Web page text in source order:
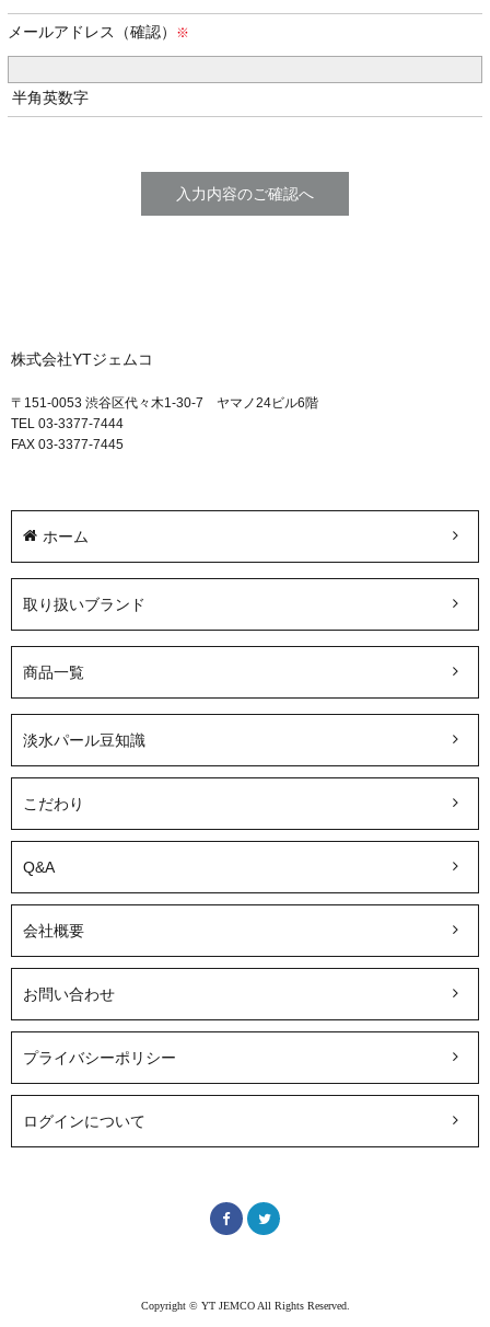
メールアドレス（確認）
半角英数字
株式会社YTジェムコ
〒151-0053 渋谷区代々木1-30-7 ヤマノ24ビル6階
TEL 03-3377-7444
FAX 03-3377-7445
ホーム
取り扱いブランド
商品一覧
淡水パール豆知識
こだわり
Q&A
会社概要
お問い合わせ
プライバシーポリシー
ログインについて
Copyright © YT JEMCO All Rights Reserved.